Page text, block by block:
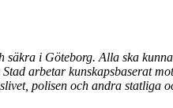
i Göteborg. Alla ska
arbetar kunskapsbaserat
polisen och andra